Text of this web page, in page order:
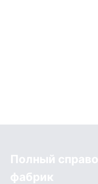
Полный
фабрик